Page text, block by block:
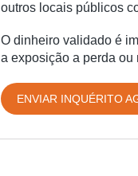
outros locais públicos
O dinheiro validado é
a exposição a perda ou
ENVIAR INQUÉRITO